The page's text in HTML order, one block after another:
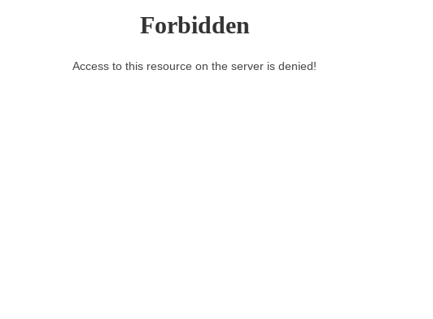
Forbidden
Access to this resource on the server is denied!